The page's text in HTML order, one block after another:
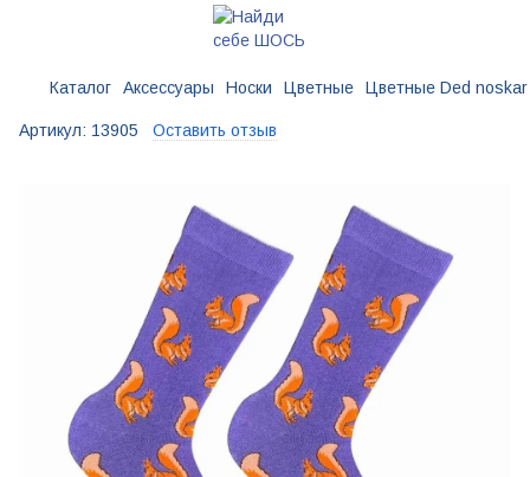
Каталог Аксессуары Носки Цветные Цветные Ded noskar
Артикул: 13905 Оставить отзыв